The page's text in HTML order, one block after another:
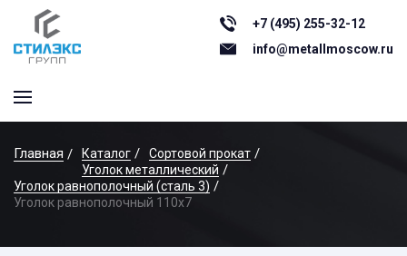
+7 (495) 255-32-12
info@metallmoscow.ru
Главная Каталог
Сортовой прокат
Уголок металлический
Уголок равнополочный (сталь 3)
Уголок равнополочный 110x7